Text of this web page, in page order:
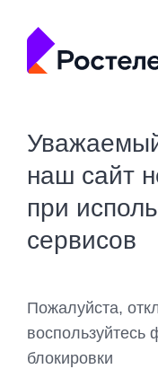
наш сайт
при
сервисов
Пожалуйста,
блокировки